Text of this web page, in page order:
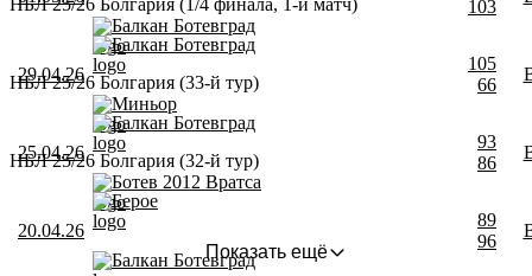
Балкан Ботевград
103
НБЛ 25/26 Болгария (1/4 финала, 1-й матч)
29.04.26
Балкан Ботевград
Миньор
105
66
НБЛ 25/26 Болгария (33-й тур)
25.04.26
Балкан Ботевград
Ботев 2012 Вратса
93
86
НБЛ 25/26 Болгария (32-й тур)
20.04.26
Берое
Балкан Ботевград
89
96
Показать ещё